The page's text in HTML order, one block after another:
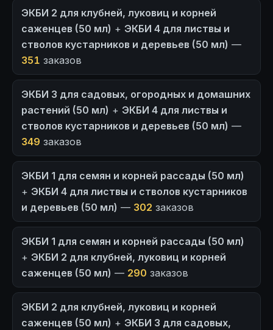
ЭКБИ 2 для клубней, луковиц и корней
саженцев (50 мл) + ЭКБИ 4 для листвы и
стволов кустарников и деревьев (50 мл) —
351 заказов
ЭКБИ 3 для садовых, огородных и домашних
растений (50 мл) + ЭКБИ 4 для листвы и
стволов кустарников и деревьев (50 мл) —
349 заказов
ЭКБИ 1 для семян и корней рассады (50 мл)
+ ЭКБИ 4 для листвы и стволов кустарников
и деревьев (50 мл) — 302 заказов
ЭКБИ 1 для семян и корней рассады (50 мл)
+ ЭКБИ 2 для клубней, луковиц и корней
саженцев (50 мл) — 290 заказов
ЭКБИ 2 для клубней, луковиц и корней
саженцев (50 мл) + ЭКБИ 3 для садовых,